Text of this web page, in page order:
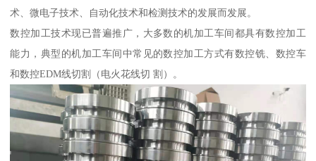
术、微电子技术、自动化技术和检测技术的发展而发展。
数控加工技术现已普遍推广，大多数的机加工车间都具有数控加工
能力，典型的机加工车间中常见的数控加工方式有数控铣、数控车
和数控EDM线切割（电火花线切 割）。